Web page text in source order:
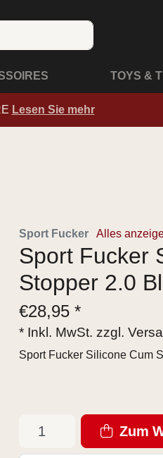
TOYS &
Lesen Sie mehr
Sport Fucker Alles
Sport Fucker
Stopper 2.0
€28,95 *
* Inkl. MwSt. zzgl.
Sport Fucker Silicone Cum
Zum